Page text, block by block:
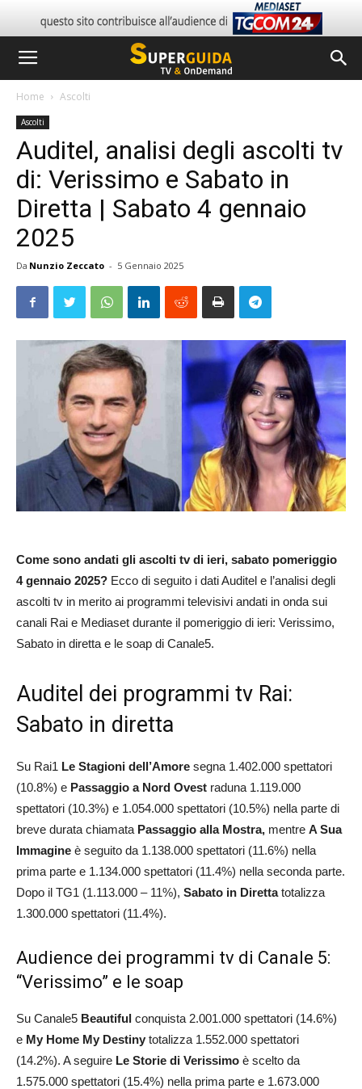
Home Ascolti
Ascolti
Auditel, analisi degli ascolti tv
di: Verissimo e Sabato in
Diretta | Sabato 4 gennaio
2025
Da Nunzio Zeccato - 5 Gennaio 2025
Come sono andati gli ascolti tv di ieri, sabato pomeriggio
4 gennaio 2025? Ecco di seguito i dati Auditel e l’analisi degli
ascolti tv in merito ai programmi televisivi andati in onda sui
canali Rai e Mediaset durante il pomeriggio di ieri: Verissimo,
Sabato in diretta e le soap di Canale5.
Auditel dei programmi tv Rai:
Sabato in diretta
Su Rai1 Le Stagioni dell’Amore segna 1.402.000 spettatori
(10.8%) e Passaggio a Nord Ovest raduna 1.119.000
spettatori (10.3%) e 1.054.000 spettatori (10.5%) nella parte di
breve durata chiamata Passaggio alla Mostra, mentre A Sua
Immagine è seguito da 1.138.000 spettatori (11.6%) nella
prima parte e 1.134.000 spettatori (11.4%) nella seconda parte.
Dopo il TG1 (1.113.000 – 11%), Sabato in Direttatotalizza
1.300.000 spettatori (11.4%).
Audience dei programmi tv di Canale 5:
“Verissimo” e le soap
Su Canale5 Beautiful conquista 2.001.000 spettatori (14.6%)
e My Home My Destiny totalizza 1.552.000 spettatori
(14.2%). A seguire Le Storie di Verissimo è scelto da
1.575.000 spettatori (15.4%) nella prima parte e 1.673.000